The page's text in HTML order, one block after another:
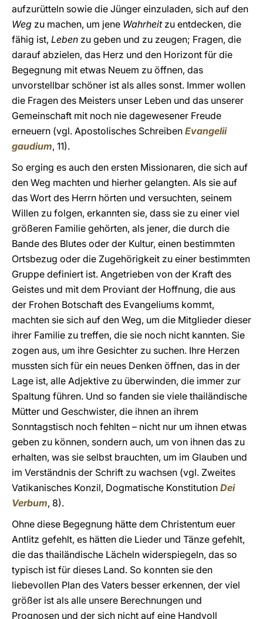
aufzurütteln sowie die Jünger einzuladen, sich auf den
Weg zu machen, um jene Wahrheitzu entdecken, die
fähig ist, Leben zu geben und zu zeugen; Fragen, die
darauf abzielen, das Herz und den Horizont für die
Begegnung mit etwas Neuem zu öffnen, das
unvorstellbar schöner ist als alles sonst. Immer wollen
die Fragen des Meisters unser Leben und das unserer
Gemeinschaft mit noch nie dagewesener Freude
erneuern (vgl. Apostolisches Schreiben Evangelii
gaudium, 11).
So erging es auch den ersten Missionaren, die sich auf
den Weg machten und hierher gelangten. Als sie auf
das Wort des Herrn hörten und versuchten, seinem
Willen zu folgen, erkannten sie, dass sie zu einer viel
größeren Familie gehörten, als jener, die durch die
Bande des Blutes oder der Kultur, einen bestimmten
Ortsbezug oder die Zugehörigkeit zu einer bestimmten
Gruppe definiert ist. Angetrieben von der Kraft des
Geistes und mit dem Proviant der Hoffnung, die aus
der Frohen Botschaft des Evangeliums kommt,
machten sie sich auf den Weg, um die Mitglieder dieser
ihrer Familie zu treffen, die sie noch nicht kannten. Sie
zogen aus, um ihre Gesichter zu suchen. Ihre Herzen
mussten sich für ein neues Denken öffnen, das in der
Lage ist, alle Adjektive zu überwinden, die immer zur
Spaltung führen. Und so fanden sie viele thailändische
Mütter und Geschwister, die ihnen an ihrem
Sonntagstisch noch fehlten – nicht nur um ihnen etwas
geben zu können, sondern auch, um von ihnen das zu
erhalten, was sie selbst brauchten, um im Glauben und
im Verständnis der Schrift zu wachsen (vgl. Zweites
Vatikanisches Konzil, Dogmatische Konstitution Dei
Verbum, 8).
Ohne diese Begegnung hätte dem Christentum euer
Antlitz gefehlt, es hätten die Lieder und Tänze gefehlt,
die das thailändische Lächeln widerspiegeln, das so
typisch ist für dieses Land. So konnten sie den
liebevollen Plan des Vaters besser erkennen, der viel
größer ist als alle unsere Berechnungen und
Prognosen und der sich nicht auf eine Handvoll